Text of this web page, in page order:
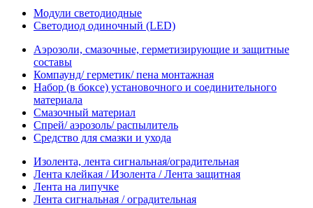
Модули светодиодные
Светодиод одиночный (LED)
Аэрозоли, смазочные, герметизирующие и защитные
составы
Компаунд/ герметик/ пена монтажная
Набор (в боксе) установочного и соединительного
материала
Смазочный материал
Спрей/ аэрозоль/ распылитель
Средство для смазки и ухода
Изолента, лента сигнальная/оградительная
Лента клейкая / Изолента / Лента защитная
Лента на липучке
Лента сигнальная / оградительная